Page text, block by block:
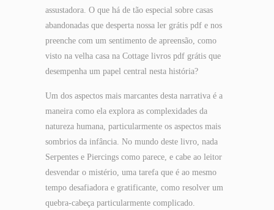
assustadora. O que há de tão especial sobre casas
abandonadas que desperta nossa ler grátis pdf e nos
preenche com um sentimento de apreensão, como
visto na velha casa na Cottage livros pdf grátis que
desempenha um papel central nesta história?
Um dos aspectos mais marcantes desta narrativa é a
maneira como ela explora as complexidades da
natureza humana, particularmente os aspectos mais
sombrios da infância. No mundo deste livro, nada
Serpentes e Piercings como parece, e cabe ao leitor
desvendar o mistério, uma tarefa que é ao mesmo
tempo desafiadora e gratificante, como resolver um
quebra-cabeça particularmente complicado.